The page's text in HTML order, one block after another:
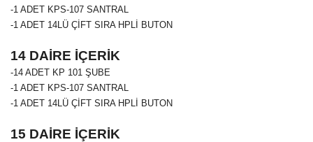
-1 ADET KPS-107 SANTRAL
-1 ADET 14LÜ ÇİFT SIRA HPLİ BUTON
14 DAİRE İÇERİK
-14 ADET KP 101 ŞUBE
-1 ADET KPS-107 SANTRAL
-1 ADET 14LÜ ÇİFT SIRA HPLİ BUTON
15 DAİRE İÇERİK